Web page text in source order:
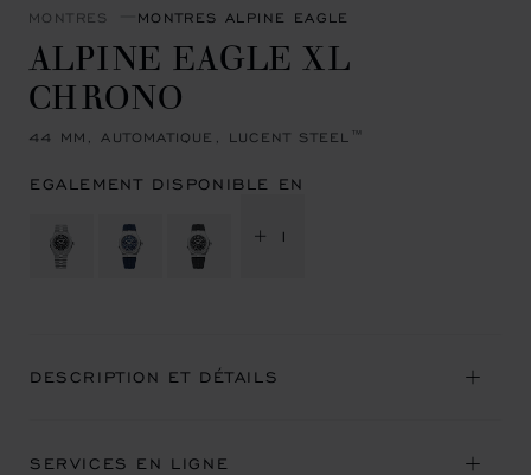
MONTRES MONTRES ALPINE EAGLE
ALPINE EAGLE XL
CHRONO
44 MM, AUTOMATIQUE, LUCENT STEEL™
EGALEMENT DISPONIBLE EN
+ 1
DESCRIPTION ET DÉTAILS
SERVICES EN LIGNE